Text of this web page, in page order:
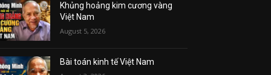
Khủng hoảng kim cương vàng
Việt Nam
August 5, 2026
Bài toán kinh tế Việt Nam